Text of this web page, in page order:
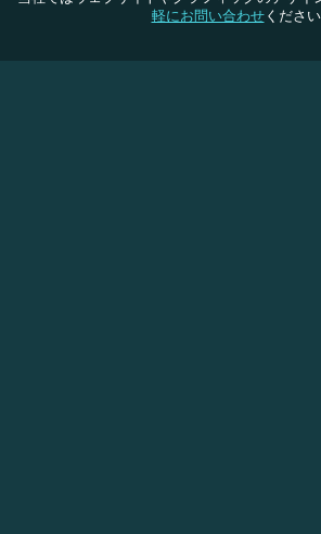
軽にお問い合わせください